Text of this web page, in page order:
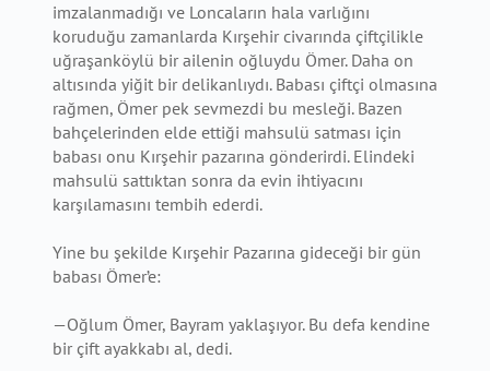
imzalanmadığı ve Loncaların hala varlığını
koruduğu zamanlarda Kırşehir civarında çiftçilikle
uğraşanköylü bir ailenin oğluydu Ömer. Daha on
altısında yiğit bir delikanlıydı. Babası çiftçi olmasına
rağmen, Ömer pek sevmezdi bu mesleği. Bazen
bahçelerinden elde ettiği mahsulü satması için
babası onu Kırşehir pazarına gönderirdi. Elindeki
mahsulü sattıktan sonra da evin ihtiyacını
karşılamasını tembih ederdi.
Yine bu şekilde Kırşehir Pazarına gideceği bir gün
babası Ömer’e:
—Oğlum Ömer, Bayram yaklaşıyor. Bu defa kendine
bir çift ayakkabı al, dedi.